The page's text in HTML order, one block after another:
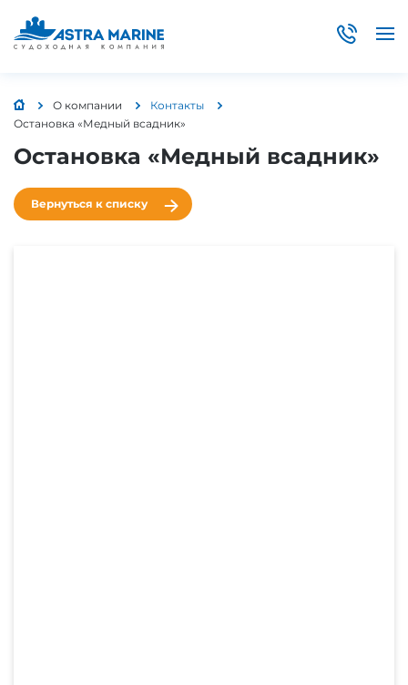
О компании
Контакты
Остановка «Медный всадник»
Остановка «Медный всадник»
Вернуться к списку